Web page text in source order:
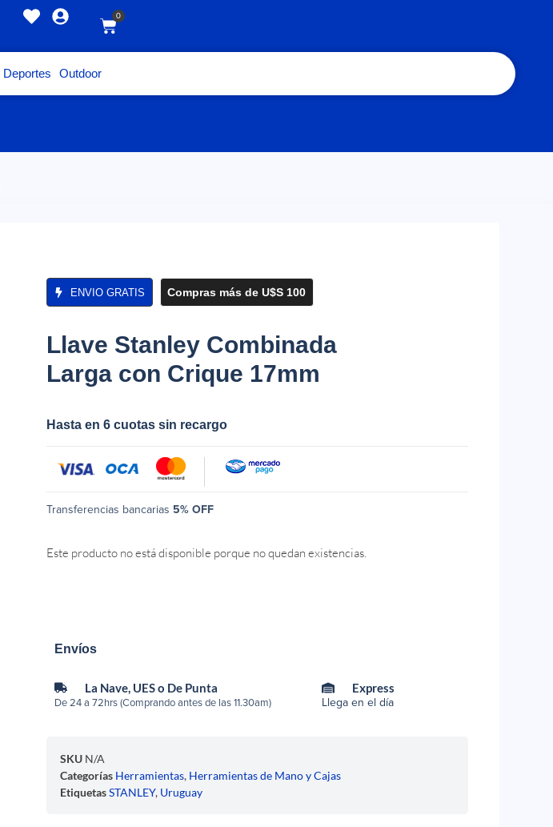
0
Deportes Outdoor
ENVIO GRATIS Compras más de U$S 100
Llave Stanley Combinada
Larga con Crique 17mm
Hasta en 6 cuotas sin recargo
Transferencias bancarias 5% OFF
Este producto no está disponible porque no quedan existencias.
Envíos
La Nave, UES o De Punta
De 24 a 72hrs (Comprando antes de las 11.30am)
Express
Llega en el día
SKU N/A
Categorías Herramientas, Herramientas de Mano y Cajas
EtiquetasSTANLEY, Uruguay